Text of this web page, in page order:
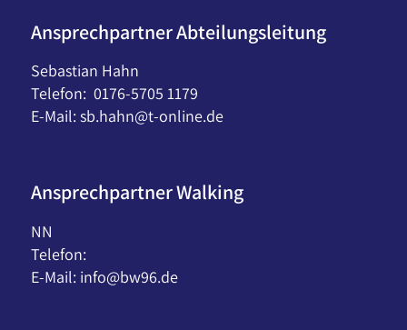
Ansprechpartner Abteilungsleitung
Sebastian Hahn
Telefon: 0176-5705 1179
E-Mail: sb.hahn@t-online.de
Ansprechpartner Walking
NN
Telefon:
E-Mail: info@bw96.de